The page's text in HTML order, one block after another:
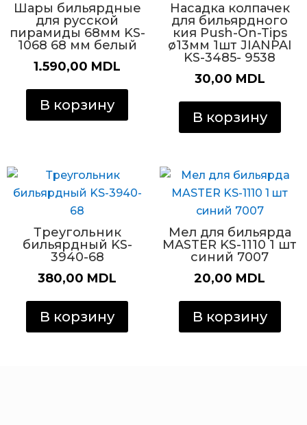
Шары бильярдные
для русской
пирамиды 68мм KS-
1068 68 мм белый
1.590,00 MDL
В корзину
Насадка колпачек
для бильярдного
кия Push-On-Tips
ø13мм 1шт JIANPAI
KS-3485- 9538
30,00 MDL
В корзину
Треугольник
бильярдный KS-
3940-68
380,00 MDL
В корзину
Мел для бильярда
MASTER KS-1110 1 шт
синий 7007
20,00 MDL
В корзину